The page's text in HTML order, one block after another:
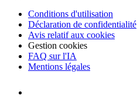
Conditions d'utilisation
Déclaration de confidentialité
Avis relatif aux cookies
Gestion cookies
FAQ sur l'IA
Mentions légales